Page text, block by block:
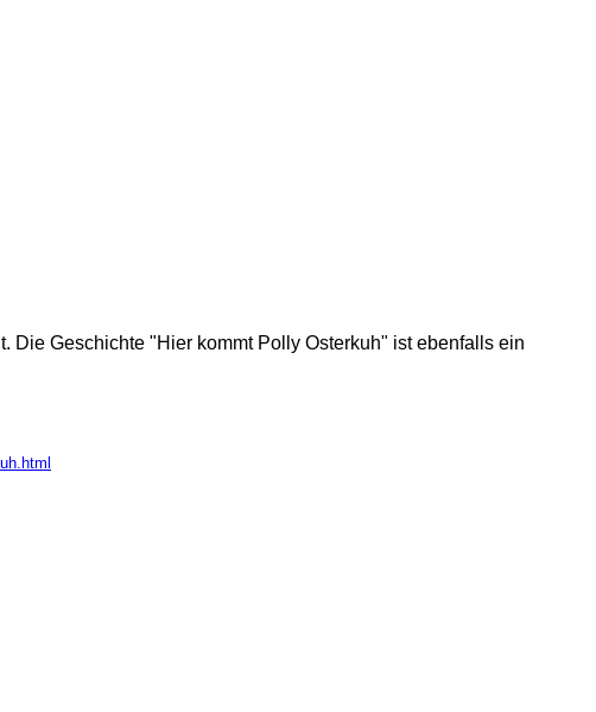
Die Geschichte "Hier kommt Polly Osterkuh" ist ebenfalls ein